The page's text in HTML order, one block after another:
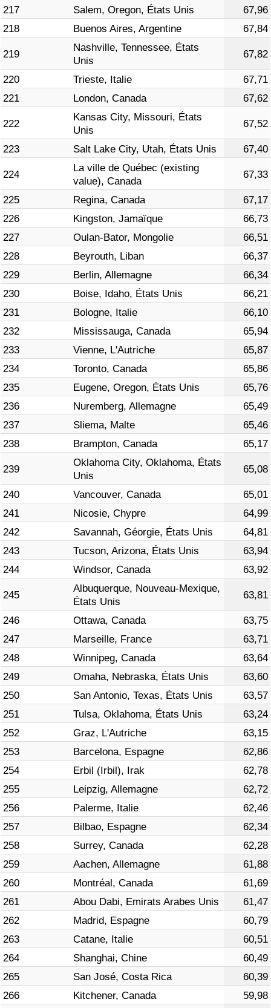
217
Salem, Oregon, États Unis
67,96
218
Buenos Aires, Argentine 67,84
219
Nashville, Tennessee, États
Unis
67,82
220 Trieste, Italie
67,71
221
London, Canada 67,62
222
Kansas City, Missouri, États
Unis
67,52
223 Salt Lake City, Utah, États Unis 67,40
224
La ville de Québec (existing
value), Canada
67,33
225 Regina, Canada
67,17
226
Kingston, Jamaïque
66,73
227
Oulan-Bator, Mongolie
66,51
228
Beyrouth, Liban
66,37
229
Berlin, Allemagne
66,34
230
Boise, Idaho, États Unis
66,21
231
Bologne, Italie
66,10
232
Mississauga, Canada
65,94
233
Vienne, L'Autriche
65,87
234
Toronto, Canada
65,86
235
Eugene, Oregon, États Unis
65,76
236
Nuremberg, Allemagne
65,49
237
Sliema, Malte
65,46
238
Brampton, Canada 65,17
239
Oklahoma City, Oklahoma, États
Unis
65,08
240 Vancouver, Canada
65,01
241
Nicosie, Chypre
64,99
242
Savannah, Géorgie, États Unis
64,81
243
Tucson, Arizona, États Unis
63,94
244
Windsor, Canada 63,92
245
Albuquerque, Nouveau-Mexique,
États Unis
63,81
246 Ottawa, Canada
63,75
247
Marseille, France
63,71
248
Winnipeg, Canada
63,64
249
Omaha, Nebraska, États Unis
63,60
250
San Antonio, Texas, États Unis
63,57
251
Tulsa, Oklahoma, États Unis
63,24
252
Graz, L'Autriche
63,15
253
Barcelona, Espagne
62,86
254
Erbil (Irbil), Irak
62,78
255
Leipzig, Allemagne
62,72
256
Palerme, Italie
62,46
257
Bilbao, Espagne
62,34
258
Surrey, Canada
62,28
259
Aachen, Allemagne
61,88
260
Montréal, Canada
61,69
261
Abou Dabi, Emirats Arabes Unis
61,47
262
Madrid, Espagne
60,79
263
Catane, Italie
60,51
264
Shanghai, Chine
60,49
265
San José, Costa Rica
60,39
266
Kitchener, Canada
59,98